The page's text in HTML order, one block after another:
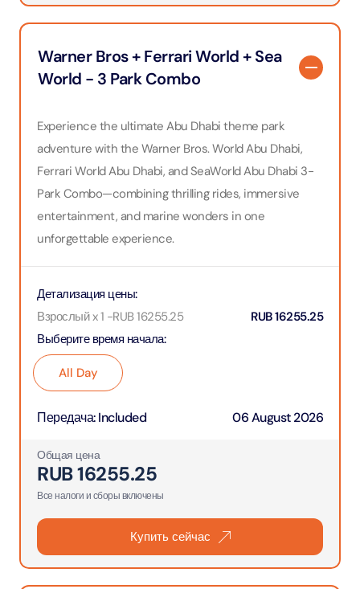
Warner Bros + Ferrari World + Sea
World - 3 Park Combo
Experience the ultimate Abu Dhabi theme park
adventure with the Warner Bros. World Abu Dhabi,
Ferrari World Abu Dhabi, and SeaWorld Abu Dhabi 3-
Park Combo—combining thrilling rides, immersive
entertainment, and marine wonders in one
unforgettable experience.
Выберите время начала:
All Day
Детализация цены:
Взрослый x 1 -RUB16255.25 RUB16255.25
Передача:Included 06 August 2026
Общая цена
RUB16255.25
Все налоги и сборы включены
Купить сейчас